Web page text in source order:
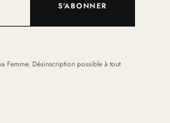
S'ABONNER
Femme. Désinscription possible à tout